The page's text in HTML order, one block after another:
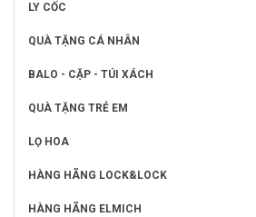
LY CỐC
QUÀ TẶNG CÁ NHÂN
BALO - CẶP - TÚI XÁCH
QUÀ TẶNG TRẺ EM
LỌ HOA
HÀNG HÃNG LOCK&LOCK
HÀNG HÃNG ELMICH